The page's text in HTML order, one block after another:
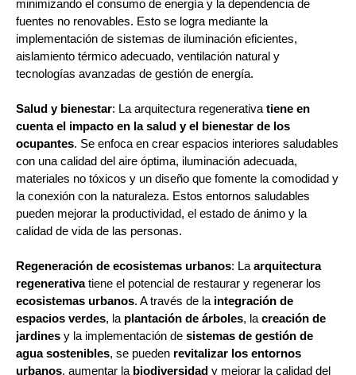
minimizando el consumo de energía y la dependencia de
fuentes no renovables. Esto se logra mediante la
implementación de sistemas de iluminación eficientes,
aislamiento térmico adecuado, ventilación natural y
tecnologías avanzadas de gestión de energía.
Salud y bienestar: La arquitectura regenerativa tiene en
cuenta el impacto en la salud y el bienestar de los
ocupantes. Se enfoca en crear espacios interiores saludables
con una calidad del aire óptima, iluminación adecuada,
materiales no tóxicos y un diseño que fomente la comodidad y
la conexión con la naturaleza. Estos entornos saludables
pueden mejorar la productividad, el estado de ánimo y la
calidad de vida de las personas.
Regeneración de ecosistemas urbanos: La arquitectura
regenerativatiene el potencial de restaurar y regenerar los
ecosistemas urbanos. A través de la integración de
espacios verdes, la plantación de árboles, la creación de
jardines y la implementación de sistemas de gestión de
agua sostenibles, se pueden revitalizar los entornos
urbanos, aumentar la biodiversidad y mejorar la calidad del